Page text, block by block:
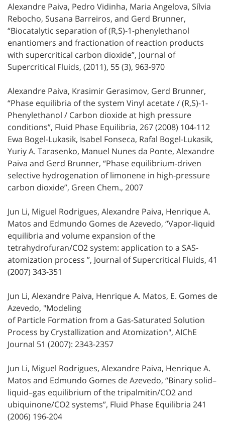
Alexandre Paiva, Pedro Vidinha, Maria Angelova, Sílvia
Rebocho, Susana Barreiros, and Gerd Brunner,
“Biocatalytic separation of (R,S)-1-phenylethanol
enantiomers and fractionation of reaction products
with supercritical carbon dioxide”, Journal of
Supercritical Fluids, (2011), 55 (3), 963-970
Alexandre Paiva, Krasimir Gerasimov, Gerd Brunner,
“Phase equilibria of the system Vinyl acetate / (R,S)-1-
Phenylethanol / Carbon dioxide at high pressure
conditions”, Fluid Phase Equilibria, 267 (2008) 104-112
Ewa Bogel-Lukasik, Isabel Fonseca, Rafal Bogel-Lukasik,
Yuriy A. Tarasenko, Manuel Nunes da Ponte, Alexandre
Paiva and Gerd Brunner, “Phase equilibrium-driven
selective hydrogenation of limonene in high-pressure
carbon dioxide”, Green Chem., 2007
Jun Li, Miguel Rodrigues, Alexandre Paiva, Henrique A.
Matos and Edmundo Gomes de Azevedo, “Vapor-liquid
equilibria and volume expansion of the
tetrahydrofuran/CO2 system: application to a SAS-
atomization process ”, Journal of Supercritical Fluids, 41
(2007) 343-351
Jun Li, Alexandre Paiva, Henrique A. Matos, E. Gomes de
Azevedo, "Modeling
of Particle Formation from a Gas-Saturated Solution
Process by Crystallization and Atomization", AIChE
Journal 51 (2007): 2343-2357
Jun Li, Miguel Rodrigues, Alexandre Paiva, Henrique A.
Matos and Edmundo Gomes de Azevedo, “Binary solid–
liquid–gas equilibrium of the tripalmitin/CO2 and
ubiquinone/CO2 systems”, Fluid Phase Equilibria 241
(2006) 196-204